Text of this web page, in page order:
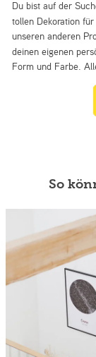
Du bist auf der
tollen Dekoration
unseren anderen
deinen eigenen
Form und Farbe.
So